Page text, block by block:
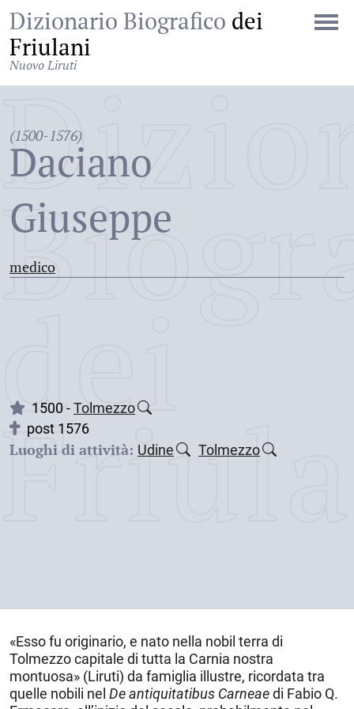
Dizionario Biografico dei
Friulani
Nuovo Liruti
(1500-1576)
Daciano
Giuseppe
medico
dei
1500 -Tolmezzo
post 1576
Luoghi di attività: Udine Tolmezzo
«Esso fu originario, e nato nella nobil terra di
Tolmezzocapitale di tutta la Carnia nostra
montuosa» (Liruti) da famiglia illustre, ricordata tra
quelle nobili nel De antiquitatibus Carneaedi Fabio Q.